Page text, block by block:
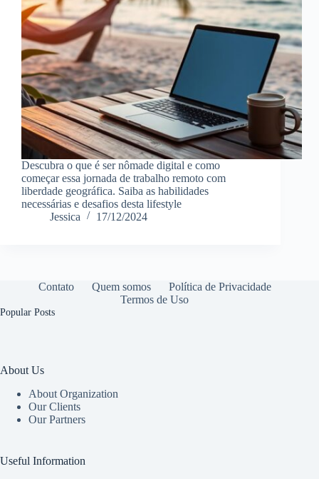
Descubra o que é ser nômade digital e como
começar essa jornada de trabalho remoto com
liberdade geográfica. Saiba as habilidades
necessárias e desafios desta lifestyle
Jessica
17/12/2024
Contato Quem somos
Política de Privacidade
Termos de Uso
Popular Posts
About Us
About Organization
Our Clients
Our Partners
Useful Information